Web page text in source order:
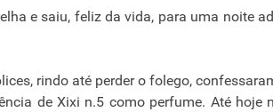
e saiu, feliz da vida, para uma noite
rindo até perder o folego,
de Xixi n.5 como perfume. Até hoje